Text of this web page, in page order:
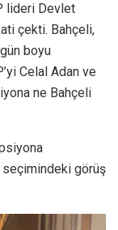
lideri Devlet
çekti. Bahçeli,
boyu
Celal Adan ve
ne Bahçeli
seçimindeki görüş